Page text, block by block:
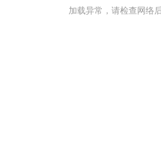
加载异常，请检查网络